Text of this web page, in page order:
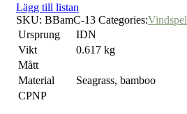
Lägg till listan
SKU: BBamC-13 Categories:Vindspel
Ursprung
IDN
Vikt
0.617 kg
Mått
Material
Seagrass, bamboo
CPNP